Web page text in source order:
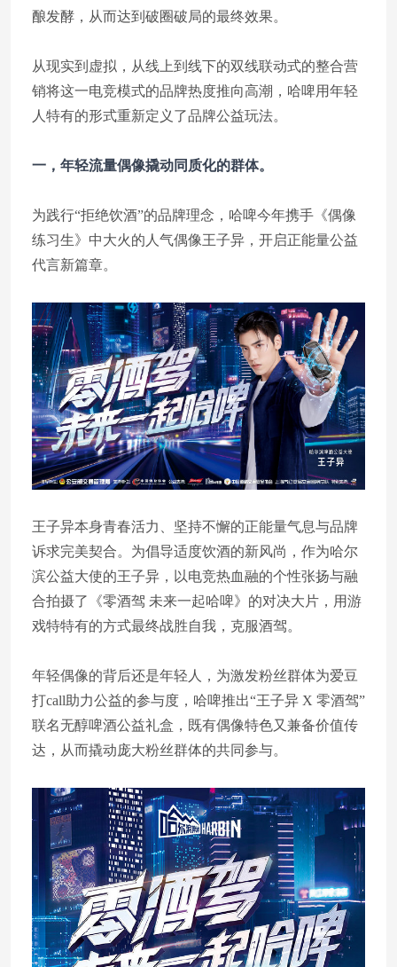
酿发酵，从而达到破圈破局的最终效果。
从现实到虚拟，从线上到线下的双线联动式的整合营
销将这一电竞模式的品牌热度推向高潮，哈啤用年轻
人特有的形式重新定义了品牌公益玩法。
一，年轻流量偶像撬动同质化的群体。
为践行“拒绝饮酒”的品牌理念，哈啤今年携手《偶像
练习生》中大火的人气偶像王子异，开启正能量公益
代言新篇章。
王子异本身青春活力、坚持不懈的正能量气息与品牌
诉求完美契合。为倡导适度饮酒的新风尚，作为哈尔
滨公益大使的王子异，以电竞热血融的个性张扬与融
合拍摄了《零酒驾 未来一起哈啤》的对决大片，用游
戏特特有的方式最终战胜自我，克服酒驾。
年轻偶像的背后还是年轻人，为激发粉丝群体为爱豆
打call助力公益的参与度，哈啤推出“王子异 X 零酒驾”
联名无醇啤酒公益礼盒，既有偶像特色又兼备价值传
达，从而撬动庞大粉丝群体的共同参与。